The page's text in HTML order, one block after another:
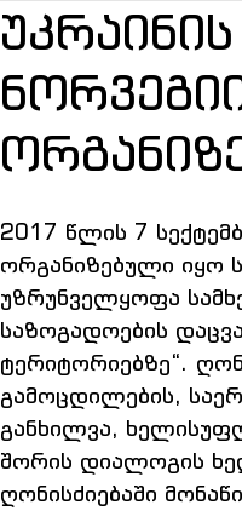
2017 წლის 7
ორგანიზებული იყო
უზრუნველყოფა
საზოგადოების
ტერიტორიებზე“.
გამოცდილების,
განხილვა,
შორის დიალოგის
ღონისძიებაში